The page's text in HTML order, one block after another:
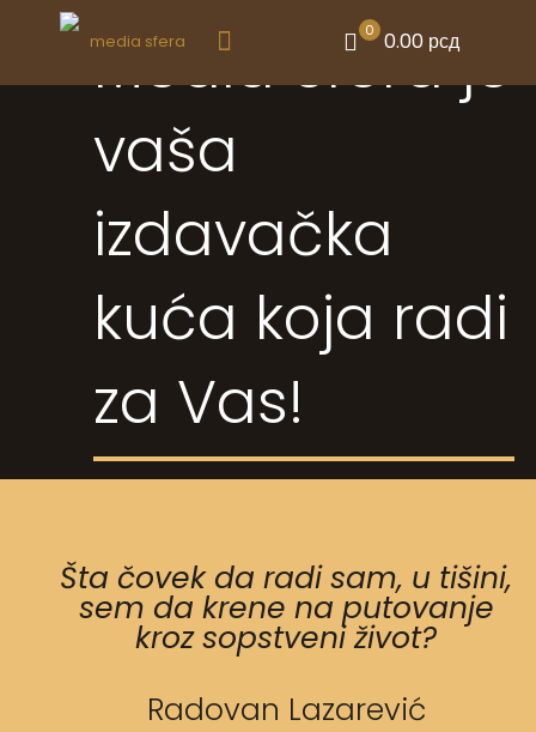
0 0.00 рсд
Media Sfera je
vaša
izdavačka
kuća koja radi
za Vas!
Šta čovek da radi sam, u tišini,
sem da krene na putovanje
kroz sopstveni život?
Radovan Lazarević